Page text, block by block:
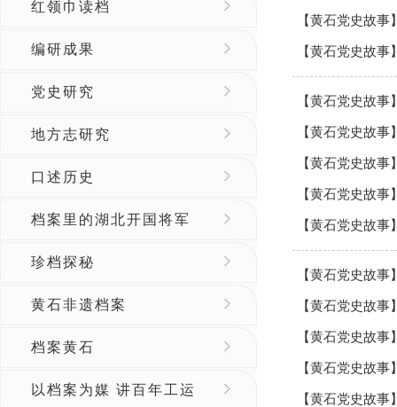
红领巾读档
编研成果
党史研究
地方志研究
口述历史
档案里的湖北开国将军
珍档探秘
黄石非遗档案
档案黄石
以档案为媒 讲百年工运
【黄石党史故
【黄石党史故
【黄石党史故
【黄石党史故
【黄石党史故
【黄石党史故
【黄石党史故
【黄石党史故
【黄石党史故事
【黄石党史故
【黄石党史故
【黄石党史故